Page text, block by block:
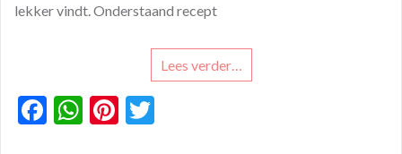
lekker vindt. Onderstaand recept
Lees verder…
F
W Pi